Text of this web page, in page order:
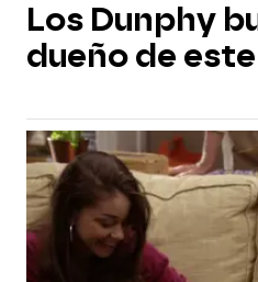
Los Dunphy
dueño de